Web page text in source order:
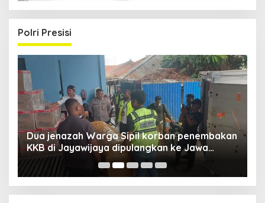
Polri Presisi
Dua jenazah Warga Sipil korban penembakan
KKB di Jayawijaya dipulangkan ke Jawa
Barat, Kaops Damai Cartenz: Kami terus buru
pelakunya